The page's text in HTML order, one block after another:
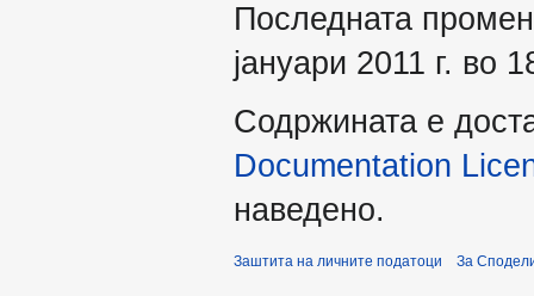
Последната
јануари 2011 г. во
Содржината е
Documentation
наведено.
Заштита на личните податоци За